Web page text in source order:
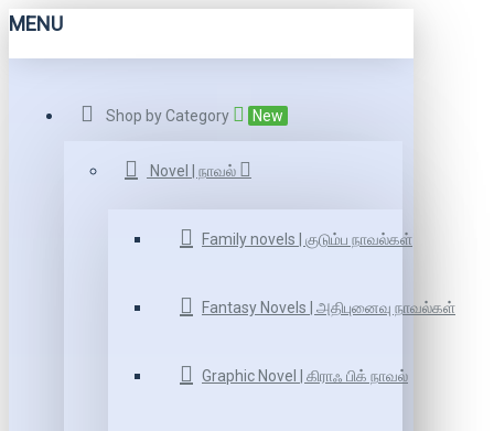
MENU
Shop by Category New
Novel | நாவல்
Family novels | குடும்ப நாவல்கள்
Fantasy Novels | அதிபுனைவு நாவல்கள்
Graphic Novel | கிராஃ பிக் நாவல்